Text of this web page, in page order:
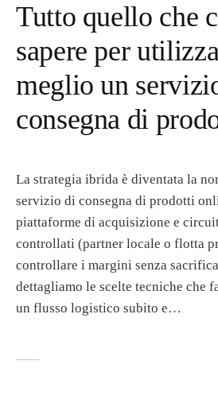
Tutto quello che
sapere per
meglio un
consegna di
La strategia ibrida è diventata la
servizio di consegna di prodotti
piattaforme di acquisizione e
controllati (partner locale o flotta
controllare i margini senza
dettagliamo le scelte tecniche che
un flusso logistico subito e…